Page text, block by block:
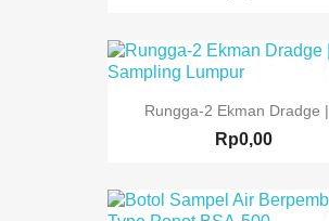
Rungga-2 Ekman Dradge
Rp0,00